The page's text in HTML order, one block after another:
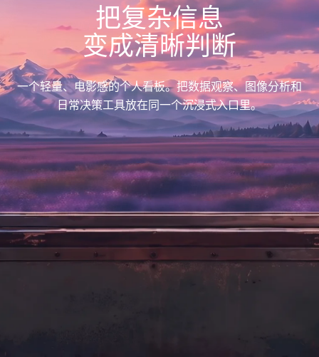
把复杂信息
变成清晰判断
一个轻量、电影感的个人看板。把数据观察、图像分析和
日常决策工具放在同一个沉浸式入口里。